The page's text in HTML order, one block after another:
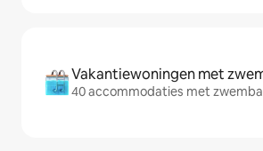
Vakantiewoningen met
40 accommodaties met